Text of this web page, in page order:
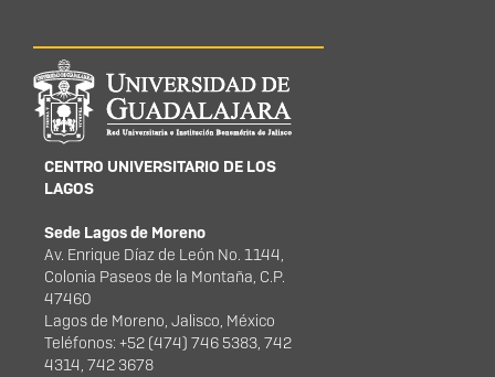
Información del
portal
CENTRO UNIVERSITARIO DE LOS
LAGOS
Sede Lagos de Moreno
Av. Enrique Díaz de León No. 1144,
Colonia Paseos de la Montaña, C.P.
47460
Lagos de Moreno, Jalisco, México
Teléfonos: +52 (474) 746 5383, 742
4314, 742 3678